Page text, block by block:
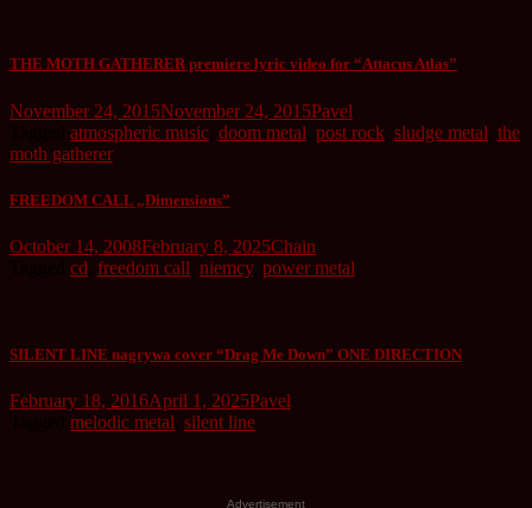
THE MOTH GATHERER premiere lyric video for “Attacus Atlas”
November 24, 2015November 24, 2015Pavel
atmospheric music doom metal post rock sludge metal the
moth gatherer
FREEDOM CALL „Dimensions”
October 14, 2008February 8, 2025Chain
cd freedom call niemcy, power metal
SILENT LINE nagrywa cover “Drag Me Down” ONE DIRECTION
February 18, 2016April 1, 2025Pavel
melodic metal silent line
Advertisement